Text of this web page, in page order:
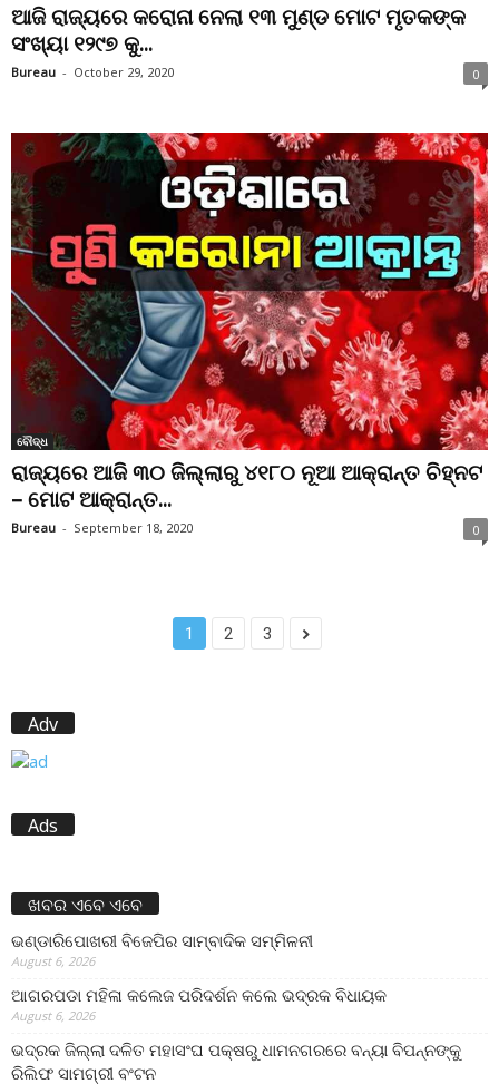
ଆଜି ରାଜ୍ୟରେ କରୋନା ନେଲା ୧୩ ମୁଣ୍ଡ ମୋଟ ମୃତକଙ୍କ
ସଂଖ୍ୟା ୧୨୯୭ କୁ...
Bureau - October 29, 2020 0
ବୌଦ୍ଧ
ରାଜ୍ୟରେ ଆଜି ୩୦ ଜିଲ୍ଲାରୁ ୪୧୮୦ ନୂଆ ଆକ୍ରାନ୍ତ ଚିହ୍ନଟ
– ମୋଟ ଆକ୍ରାନ୍ତ...
Bureau - September 18, 2020 0
1 2 3
Adv
Ads
ଖବର ଏବେ ଏବେ
ଭଣ୍ଡାରିପୋଖରୀ ବିଜେପିର ସାମ୍ବାଦିକ ସମ୍ମିଳନୀ
August 6, 2026
ଆଗରପଡା ମହିଳା କଲେଜ ପରିଦର୍ଶନ କଲେ ଭଦ୍ରକ ବିଧାୟକ
August 6, 2026
ଭଦ୍ରକ ଜିଲ୍ଲା ଦଳିତ ମହାସଂଘ ପକ୍ଷରୁ ଧାମନଗରରେ ବନ୍ୟା ବିପନ୍ନଙ୍କୁ
ରିଲିଫ ସାମଗ୍ରୀ ବଂଟନ